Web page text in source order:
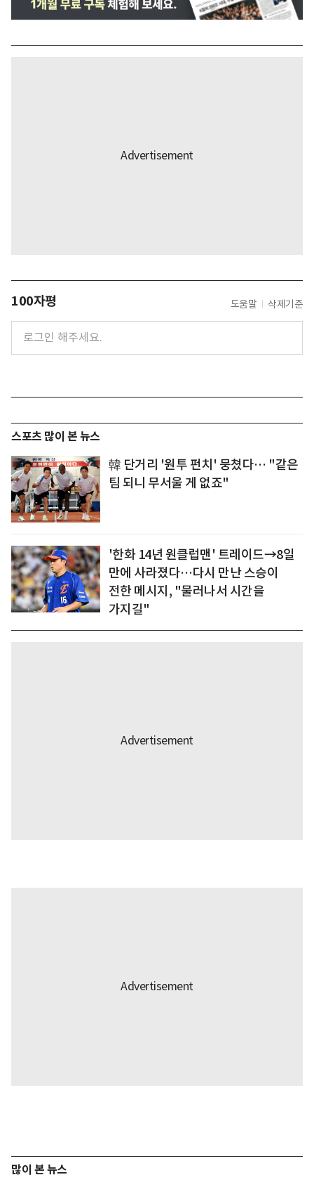
100자평 도움말 삭제기준
스포츠 많이 본 뉴스
韓 단거리 '원투 펀치' 뭉쳤다… "같은
팀 되니 무서울 게 없죠"
'한화 14년 원클럽맨' 트레이드→8일
만에 사라졌다…다시 만난 스승이
전한 메시지, "물러나서 시간을
가지길"
많이 본 뉴스